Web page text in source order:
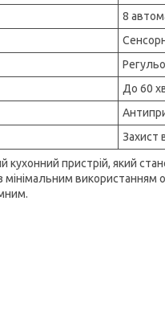
8
До 60
Захист
пристрій, який
мінімальним використанням